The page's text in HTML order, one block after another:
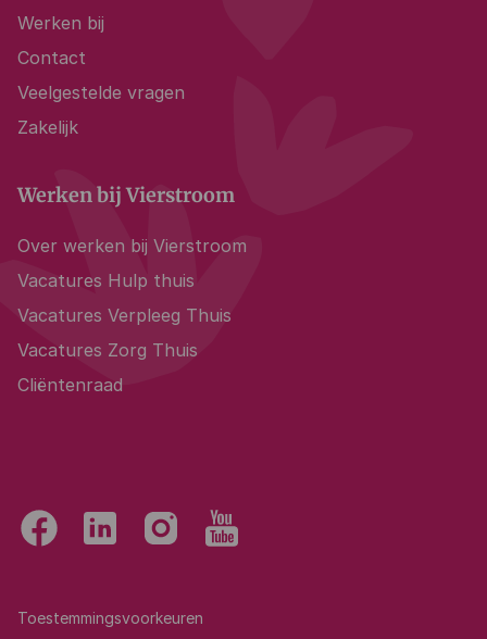
Werken bij
Contact
Veelgestelde vragen
Zakelijk
Werken bij Vierstroom
Over werken bij Vierstroom
Vacatures Hulp thuis
Vacatures Verpleeg Thuis
Vacatures Zorg Thuis
Cliëntenraad
Toestemmingsvoorkeuren